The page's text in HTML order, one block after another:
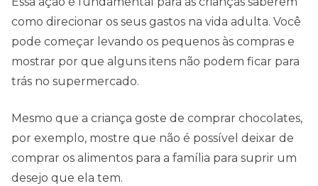
como direcionar os seus gastos na vida adulta. Você
pode começar levando os pequenos às compras e
mostrar por que alguns itens não podem ficar para
trás no supermercado.
Mesmo que a criança goste de comprar chocolates,
por exemplo, mostre que não é possível deixar de
comprar os alimentos para a família para suprir um
desejo que ela tem.